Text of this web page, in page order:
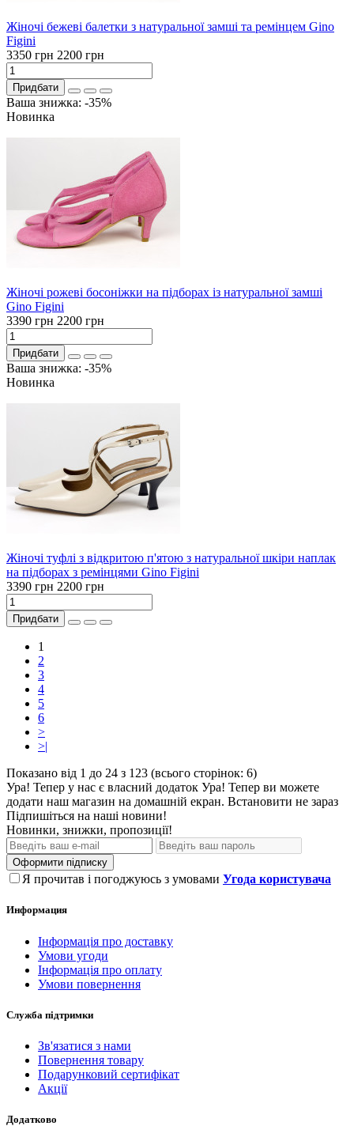
Жіночі бежеві балетки з натуральної замші та ремінцем Gino
Figini
3350 грн 2200 грн
Придбати
Ваша знижка: -35%
Новинка
Жіночі рожеві босоніжки на підборах із натуральної замші
Gino Figini
3390 грн 2200 грн
Придбати
Ваша знижка: -35%
Новинка
Жіночі туфлі з відкритою п'ятою з натуральної шкіри наплак
на підборах з ремінцями Gino Figini
3390 грн 2200 грн
Придбати
1
2
3
4
5
6
>
>|
Показано від 1 до 24 з 123 (всього сторінок: 6)
Ура! Тепер у нас є власний додаток Ура! Тепер ви можете
додати наш магазин на домашній екран. Встановити не зараз
Підпишіться на наші новини!
Новинки, знижки, пропозиції!
Оформити підписку
Я прочитав і погоджуюсь з умовами Угода користувача
Информация
Інформація про доставку
Умови угоди
Інформація про оплату
Умови повернення
Служба підтримки
Зв'язатися з нами
Повернення товару
Подарунковий сертифікат
Акції
Додатково